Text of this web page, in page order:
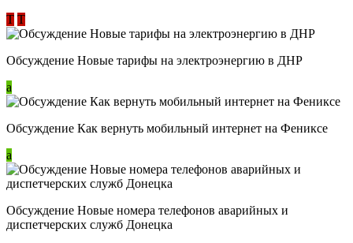
Т Т
Обсуждение Новые тарифы на электроэнергию в ДНР
a
Обсуждение Как вернуть мобильный интернет на Фениксе
a
Обсуждение Новые номера телефонов аварийных и
диспетчерских служб Донецка